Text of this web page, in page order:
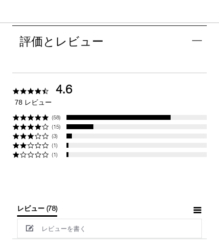
評価とレビュー
4.64.6
78 レビュー
(58)
(15)
(3)
(1)
(1)
レビュー (78)
レビューを書く